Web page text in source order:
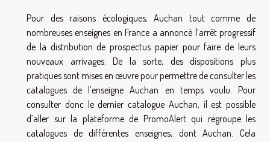
Pour des raisons écologiques, Auchan tout comme de
nombreuses enseignes en France a annoncé l’arrêt progressif
de la distribution de prospectus papier pour faire de leurs
nouveaux arrivages. De la sorte, des dispositions plus
pratiques sont mises en œuvre pour permettre de consulter les
catalogues de l’enseigne Auchan en temps voulu. Pour
consulter donc le dernier catalogue Auchan, il est possible
d’aller sur la plateforme de PromoAlert qui regroupe les
catalogues de différentes enseignes, dont Auchan. Cela